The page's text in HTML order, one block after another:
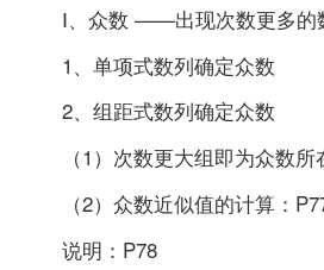
Ⅰ、众数 ——出现次数更多的
1、单项式数列确定众数
2、组距式数列确定众数
（1）次数更大组即为众数所
（2）众数近似值的计算：
说明：P78